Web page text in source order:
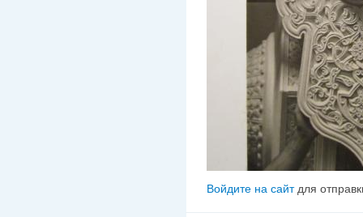
Войдите на сайтдля